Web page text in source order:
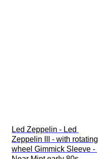
Led Zeppelin - Led
Zeppelin III - with rotating
wheel Gimmick Sleeve -